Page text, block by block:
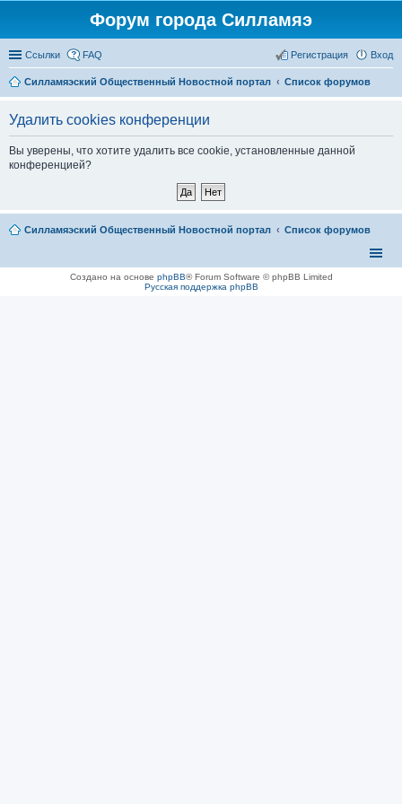
Форум города Силламяэ
Ссылки FAQ Вход
Регистрация
Силламяэский Общественный Новостной портал Список форумов
Удалить cookies конференции
Вы уверены, что хотите удалить все cookie, установленные данной
конференцией?
Силламяэский Общественный Новостной портал Список форумов
Создано на основе phpBB® Forum Software © phpBB Limited
Русская поддержка phpBB